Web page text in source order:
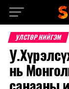
УЛСТӨР НИЙГЭМ
нь